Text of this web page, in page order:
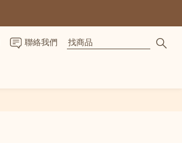
聯絡我們